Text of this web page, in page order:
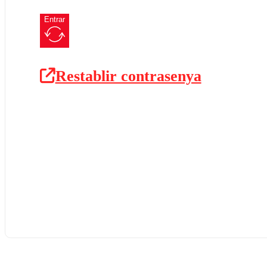
Entrar
Restablir contrasenya